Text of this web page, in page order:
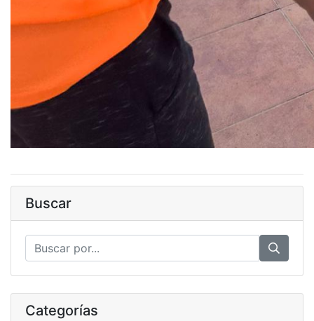
Buscar
Categorías